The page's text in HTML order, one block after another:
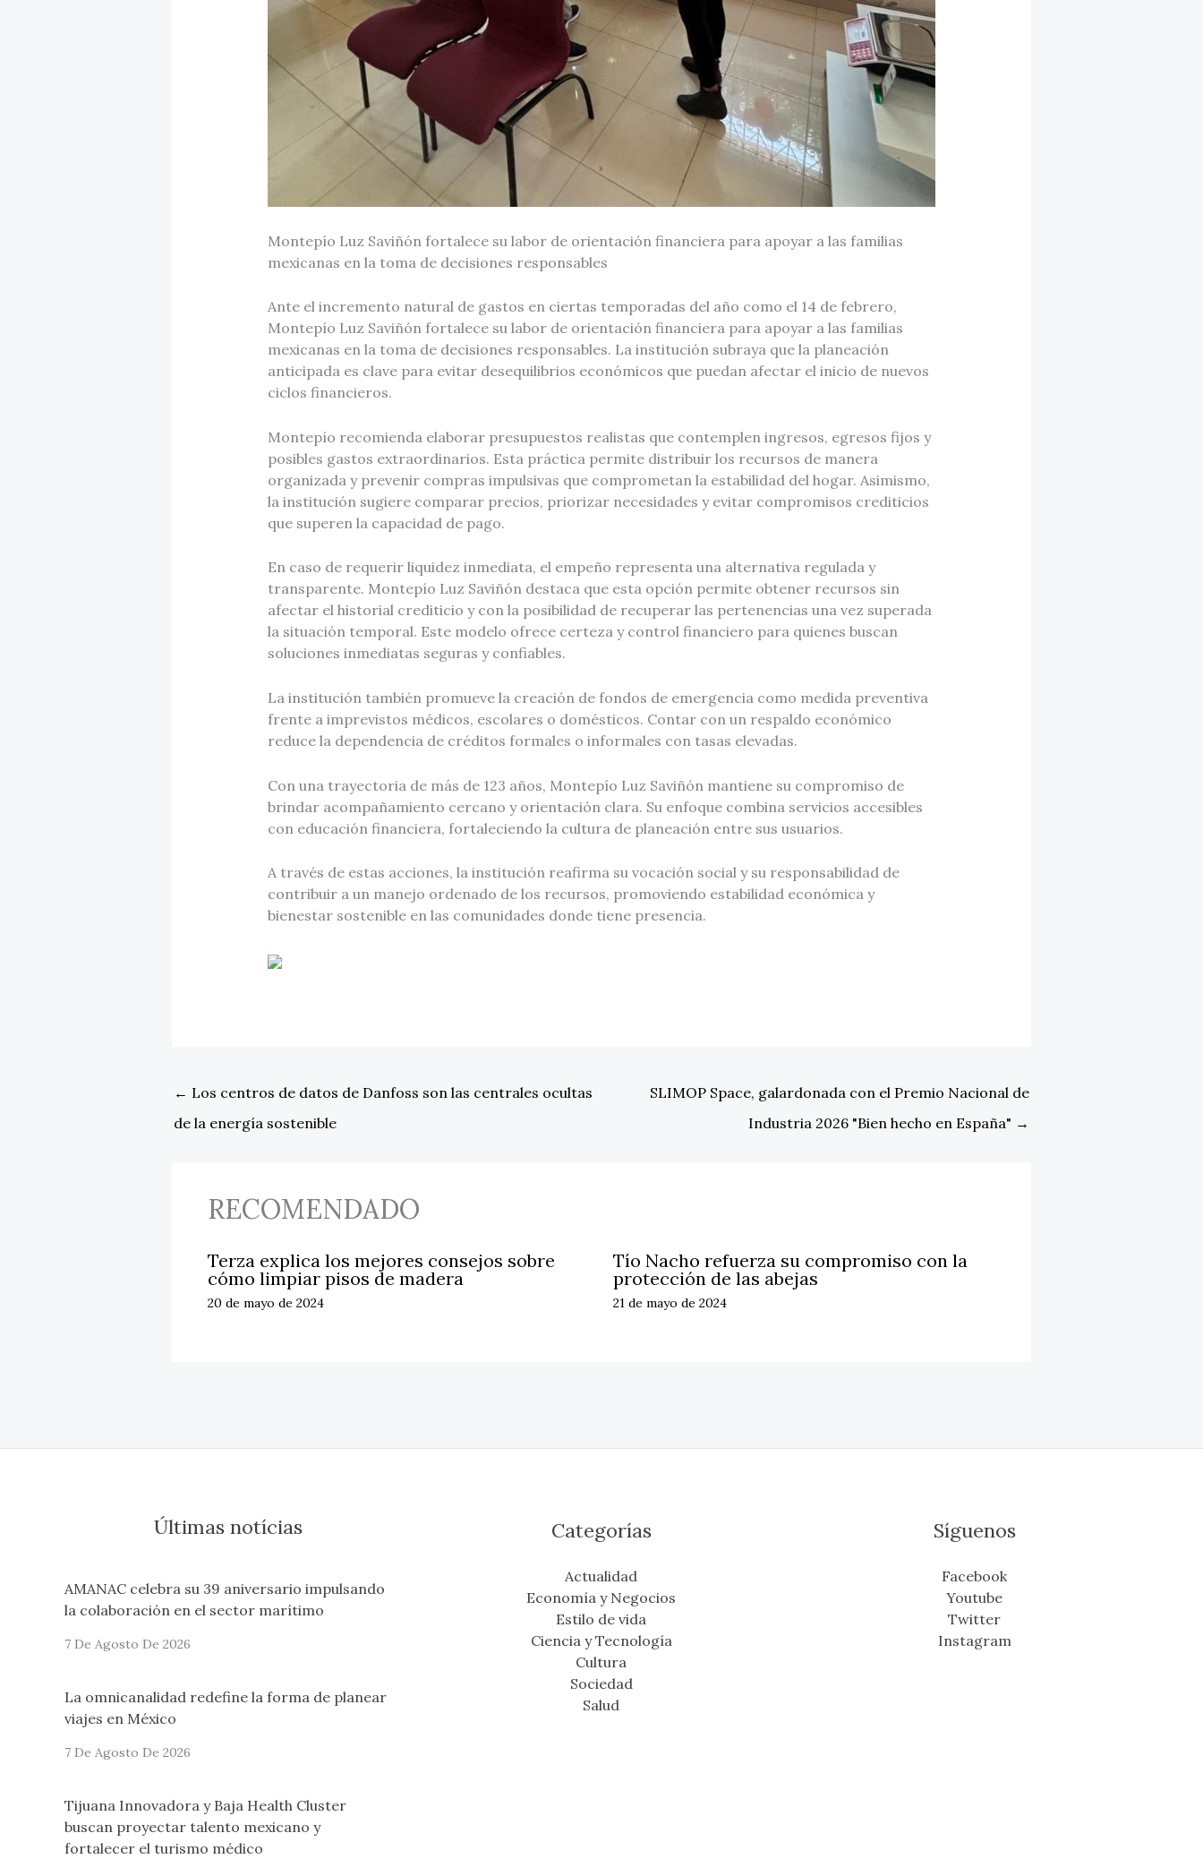
Montepío Luz Saviñón fortalece su labor de orientación financiera para apoyar a las familias
mexicanas en la toma de decisiones responsables
Ante el incremento natural de gastos en ciertas temporadas del año como el 14 de febrero,
Montepío Luz Saviñón fortalece su labor de orientación financiera para apoyar a las familias
mexicanas en la toma de decisiones responsables. La institución subraya que la planeación
anticipada es clave para evitar desequilibrios económicos que puedan afectar el inicio de nuevos
ciclos financieros.
Montepío recomienda elaborar presupuestos realistas que contemplen ingresos, egresos fijos y
posibles gastos extraordinarios. Esta práctica permite distribuir los recursos de manera
organizada y prevenir compras impulsivas que comprometan la estabilidad del hogar. Asimismo,
la institución sugiere comparar precios, priorizar necesidades y evitar compromisos crediticios
que superen la capacidad de pago.
En caso de requerir liquidez inmediata, el empeño representa una alternativa regulada y
transparente. Montepío Luz Saviñón destaca que esta opción permite obtener recursos sin
afectar el historial crediticio y con la posibilidad de recuperar las pertenencias una vez superada
la situación temporal. Este modelo ofrece certeza y control financiero para quienes buscan
soluciones inmediatas seguras y confiables.
La institución también promueve la creación de fondos de emergencia como medida preventiva
frente a imprevistos médicos, escolares o domésticos. Contar con un respaldo económico
reduce la dependencia de créditos formales o informales con tasas elevadas.
Con una trayectoria de más de 123 años, Montepío Luz Saviñón mantiene su compromiso de
brindar acompañamiento cercano y orientación clara. Su enfoque combina servicios accesibles
con educación financiera, fortaleciendo la cultura de planeación entre sus usuarios.
A través de estas acciones, la institución reafirma su vocación social y su responsabilidad de
contribuir a un manejo ordenado de los recursos, promoviendo estabilidad económica y
bienestar sostenible en las comunidades donde tiene presencia.
← Los centros de datos de Danfoss son las centrales ocultas
de la energía sostenible
SLIMOP Space, galardonada con el Premio Nacional de
Industria 2026 "Bien hecho en España" →
RECOMENDADO
Terza explica los mejores consejos sobre
cómo limpiar pisos de madera
20 de mayo de 2024
Tío Nacho refuerza su compromiso con la
protección de las abejas
21 de mayo de 2024
Últimas notícias
AMANAC celebra su 39 aniversario impulsando
la colaboración en el sector marítimo
7 De Agosto De 2026
La omnicanalidad redefine la forma de planear
viajes en México
7 De Agosto De 2026
Tijuana Innovadora y Baja Health Cluster
buscan proyectar talento mexicano y
fortalecer el turismo médico
Categorías
Actualidad
Economía y Negocios
Estilo de vida
Ciencia y Tecnología
Cultura
Sociedad
Salud
Síguenos
Facebook
Youtube
Twitter
Instagram